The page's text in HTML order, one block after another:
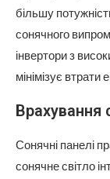
більшу
сонячного
інвертори з
мінімізує втрати
Врахування
Сонячні панелі
сонячне світло